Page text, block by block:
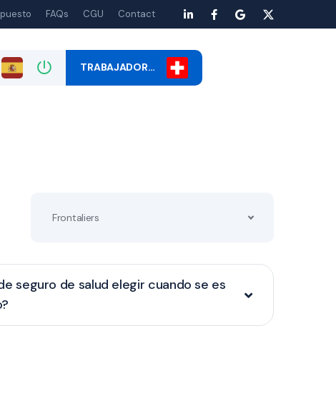
FAQs CGU Contact
TRABAJADOR…
Frontaliers
seguro de salud elegir cuando se es